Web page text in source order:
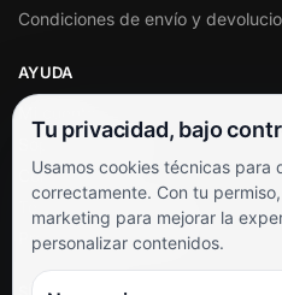
Condiciones de envío y
AYUDA
Soporte al cliente
Contacto
Términos y condiciones
Preguntas frecuentes
SÍGUENOS
Tu privacidad, bajo
Usamos cookies técnicas para
correctamente. Con tu
marketing para mejorar la
personalizar contenidos.